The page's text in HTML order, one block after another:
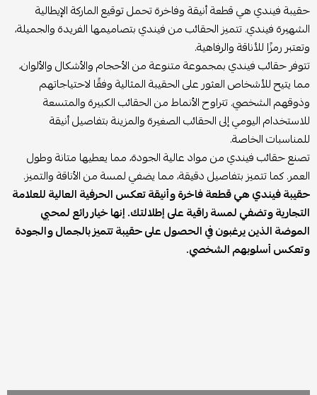
حقيبة فيندي هي قطعة أنيقة وفاخرة تحمل توقيع الماركة الإيطالية
الشهيرة فيندي. تتميز الحقائب من فيندي بتصاميمها الفريدة والجميلة،
وتعتبر رمزًا للأناقة والرفاهية.
تتوفر حقائب فيندي بمجموعة متنوعة من الأحجام والأشكال والألوان،
مما يتيح للأشخاص العثور على الحقيبة المثالية وفقًا لاحتياجاتهم
وذوقهم الشخصي. تتراوح الأنماط من الحقائب الكبيرة والمتسعة
للاستخدام اليومي إلى الحقائب الصغيرة والمزينة بتفاصيل أنيقة
للمناسبات الخاصة.
تصنع حقائب فيندي من مواد عالية الجودة، مما يعطيها متانة وطول
العمر. كما تتميز بتفاصيل دقيقة، مما يضفي لمسة من الأناقة والتميز.
حقيبة فيندي هي قطعة فاخرة وأنيقة تعكس الحرفية العالية للعلامة
التجارية وتضفي لمسة راقية على إطلالتك. إنها خيار رائع لمحبي
الموضة الذين يرغبون في الحصول على حقيبة تتميز بالجمال والجودة
وتعكس أسلوبهم الشخصي.